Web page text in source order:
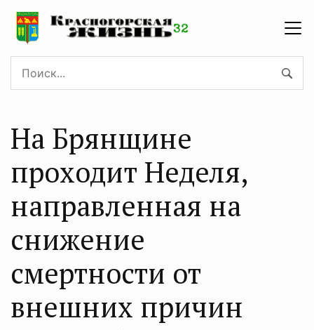
На Брянщине
проходит Неделя,
направленная на
снижение
смертности от
внешних причин